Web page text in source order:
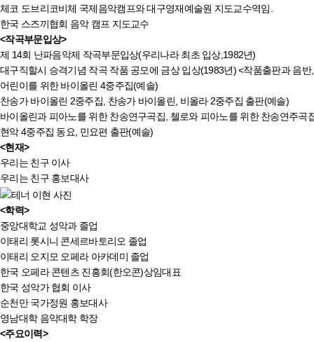
체코 도브리코비체 국제음악캠프와 대구영재예술원 지도교수역임.
한국 스즈끼협회 음악 캠프 지도교수
<작곡부문입상>
제 14회 난파음악제 작곡부문입상(우리나라 최초 입상,1982년)
대구직할시 승격기념 작곡 작품 공모에 금상 입상(1983년) <작품출판과 음반
어린이를 위한 바이올린 4중주집(예솔)
찬송가 바이올린 2중주집, 찬송가 바이올린, 비올라 2중주집 출판(예솔)
바이올린과 피아노를 위한 찬송연구곡집, 첼로와 피아노를 위한 찬송연주곡
현악 4중주집 동요, 민요편 출판(예솔)
<현재>
우리는 친구 이사
우리는 친구 홍보대사
<학력>
중앙대학교 성악과 졸업
이태리 롯시니 콘세르바토리오 졸업
이태리 오지모 오페라 아카데미 졸업
한국 오페라 콘텐츠 진흥회(한오콘)상임대표
한국 성악가 협회 이사
순천만 국가정원 홍보대사
영남대학 음악대학 학장
<주요이력>